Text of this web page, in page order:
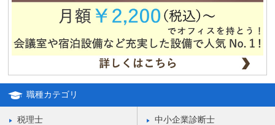
職種カテゴリ
税理士 中小企業診断士